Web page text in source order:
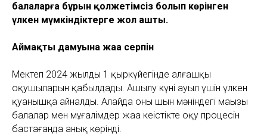
балаларға бұрын қолжетімсіз болып көрінген
үлкен мүмкіндіктерге жол ашты.
Аймақтың дамуына жаңа серпін
Мектеп 2024 жылдың 1 қыркүйегінде алғашқы
оқушыларын қабылдады. Ашылу күні ауыл үшін үлкен
қуанышқа айналды. Алайда оның шын мәніндегі маңызы
балалар мен мұғалімдер жаңа кеңістікте оқу процесін
бастағанда анық көрінді.